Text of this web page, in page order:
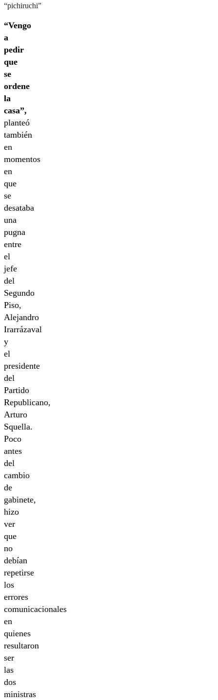
“pichiruchi”
“Vengo
a
pedir
que
se
ordene
la
casa”,
planteó
también
en
momentos
en
que
se
desataba
una
pugna
entre
el
jefe
del
Segundo
Piso,
Alejandro
Irarrázaval
y
el
presidente
del
Partido
Republicano,
Arturo
Squella.
Poco
antes
del
cambio
de
gabinete,
hizo
ver
que
no
debían
repetirse
los
errores
comunicacionales
en
quienes
resultaron
ser
las
dos
ministras